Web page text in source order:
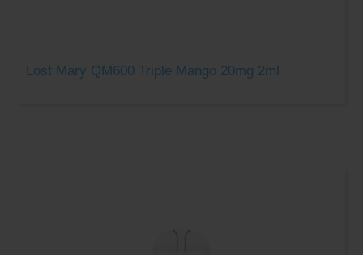
Lost Mary QM600 Triple Mango 20mg 2ml